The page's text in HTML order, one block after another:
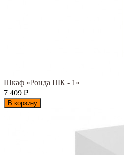
Шкаф «Ронда ШК - 1»
7 409 ₽
В корзину